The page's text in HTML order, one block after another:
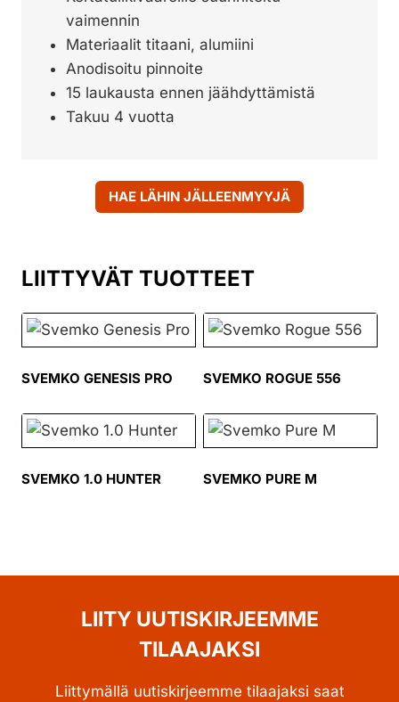
vaimennin
Materiaalit titaani, alumiini
Anodisoitu pinnoite
15 laukausta ennen jäähdyttämistä
Takuu 4 vuotta
HAE LÄHIN JÄLLEENMYYJÄ
LIITTYVÄT TUOTTEET
SVEMKO GENESIS PRO SVEMKO ROGUE 556
SVEMKO 1.0 HUNTER SVEMKO PURE M
LIITY UUTISKIRJEEMME
TILAAJAKSI
Liittymällä uutiskirjeemme tilaajaksi saat